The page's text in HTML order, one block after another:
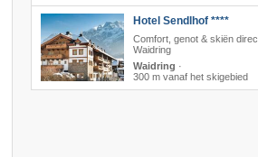
Hotel Sendlhof ****
Comfort, genot & skiën
Waidring
Waidring ·
300 m vanaf het skigebied